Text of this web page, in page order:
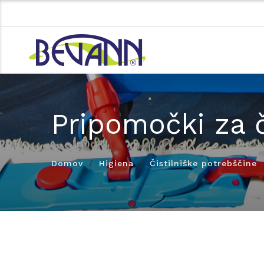
Pripomočki za
Domov Higiena Čistilniške potrebščine